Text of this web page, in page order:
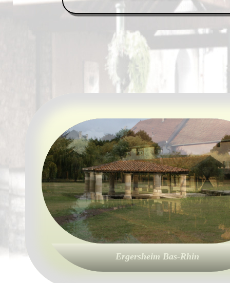
Videos--Lavoirs
Un Peu d'Histoire
Outils-des-Lavandières
Cartes Postales-Anciennes et Tableaux
Presse
Château-Laffite Pauillac Gironde